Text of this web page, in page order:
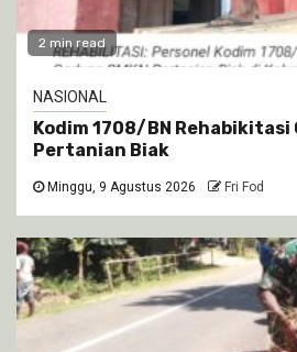
2 min read
NASIONAL
Kodim 1708/BN Rehabikitasi
Pertanian Biak
Minggu, 9 Agustus 2026 Fri Fod